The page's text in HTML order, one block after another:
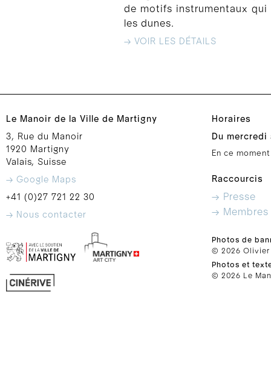
de motifs instrumentaux
les dunes.
→ VOIR LES DÉTAILS
Le Manoir de la Ville de Martigny
3, Rue du Manoir
1920 Martigny
Valais, Suisse
→ Google Maps
+41 (0)27 721 22 30
→ Nous contacter
Horaires
Du mercredi
En ce
Raccourcis
→ Presse
→ Membres
Photos de
© 2026 Olivier
Photos et
© 2026 Le